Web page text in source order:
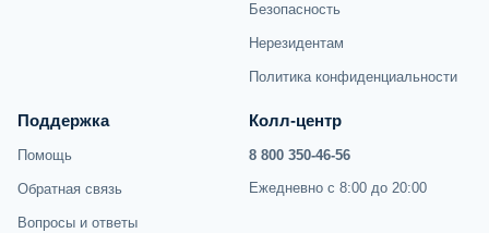
Безопасность
Нерезидентам
Политика конфиденциальности
Поддержка
Помощь
Обратная связь
Вопросы и ответы
Колл-центр
8 800 350-46-56
Ежедневно с 8:00 до 20:00